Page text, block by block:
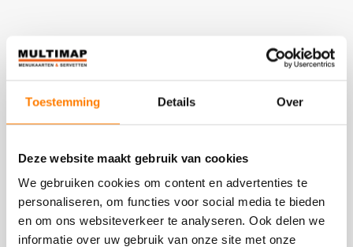
Toestemming Details Over
Deze website maakt gebruik van cookies
We gebruiken cookies om content en advertenties te
personaliseren, om functies voor social media te bieden
en om ons websiteverkeer te analyseren. Ook delen we
informatie over uw gebruik van onze site met onze
Deze producten heb je eerder bekeken
DOOS 300 STUKS